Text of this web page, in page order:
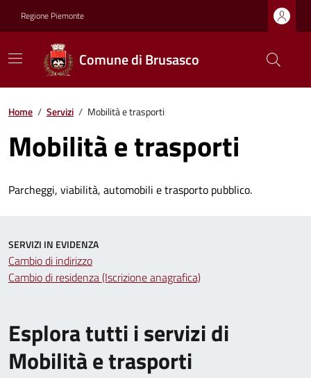
Regione Piemonte
Comune di Brusasco
Home / Servizi / Mobilità e trasporti
Mobilità e trasporti
Parcheggi, viabilità, automobili e trasporto pubblico.
Esplora tutti i servizi di
Mobilità e trasporti
SERVIZI IN EVIDENZA
Cambio di indirizzo
Cambio di residenza (Iscrizione anagrafica)